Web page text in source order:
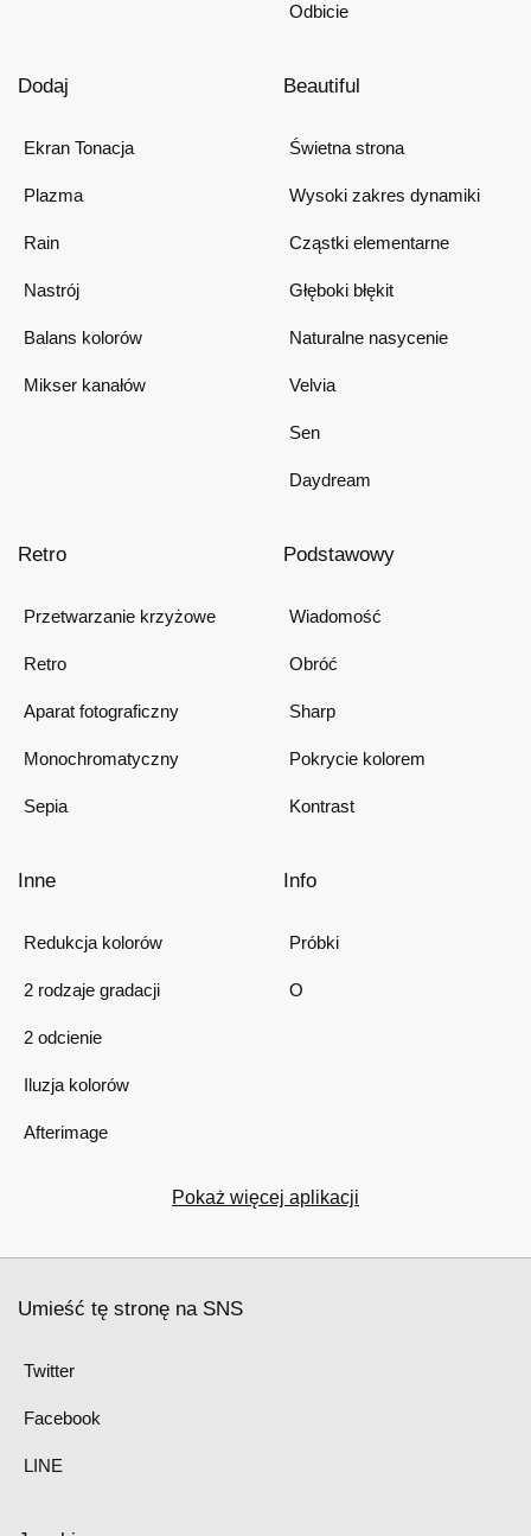
Odbicie
Dodaj
Ekran Tonacja
Plazma
Rain
Nastrój
Balans kolorów
Mikser kanałów
Beautiful
Świetna strona
Wysoki zakres dynamiki
Cząstki elementarne
Głęboki błękit
Naturalne nasycenie
Velvia
Sen
Daydream
Retro
Przetwarzanie krzyżowe
Retro
Aparat fotograficzny
Monochromatyczny
Sepia
Podstawowy
Wiadomość
Obróć
Sharp
Pokrycie kolorem
Kontrast
Inne
Redukcja kolorów
2 rodzaje gradacji
2 odcienie
Iluzja kolorów
Afterimage
Info
Próbki
O
Pokaż więcej aplikacji
Umieść tę stronę na SNS
Twitter
Facebook
LINE